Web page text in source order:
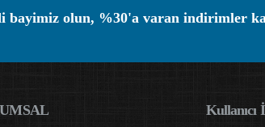
bayimiz olun, %30'a varan indirimler
Kullanıcı